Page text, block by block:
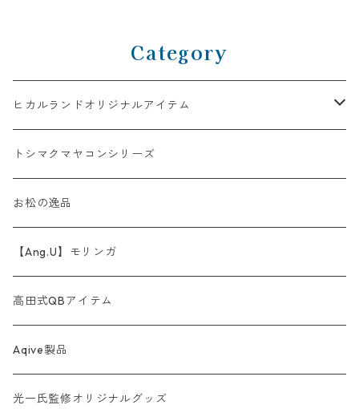
Category
ヒカルランドオリジナルアイテム
AINORI（愛意乗り）シリーズ
【第1弾】AINORI（愛意乗り）カード
【第2弾】AINORI（愛意乗り）カード（ほか）
ストール
波動シール＆カード
非常食セット
スピーカー
トシマクマヤコンシリーズ
お松の逸品
【Ang.U】モリンガ
高田式QBアイテム
Aqive製品
光一氏監修オリジナルグッズ